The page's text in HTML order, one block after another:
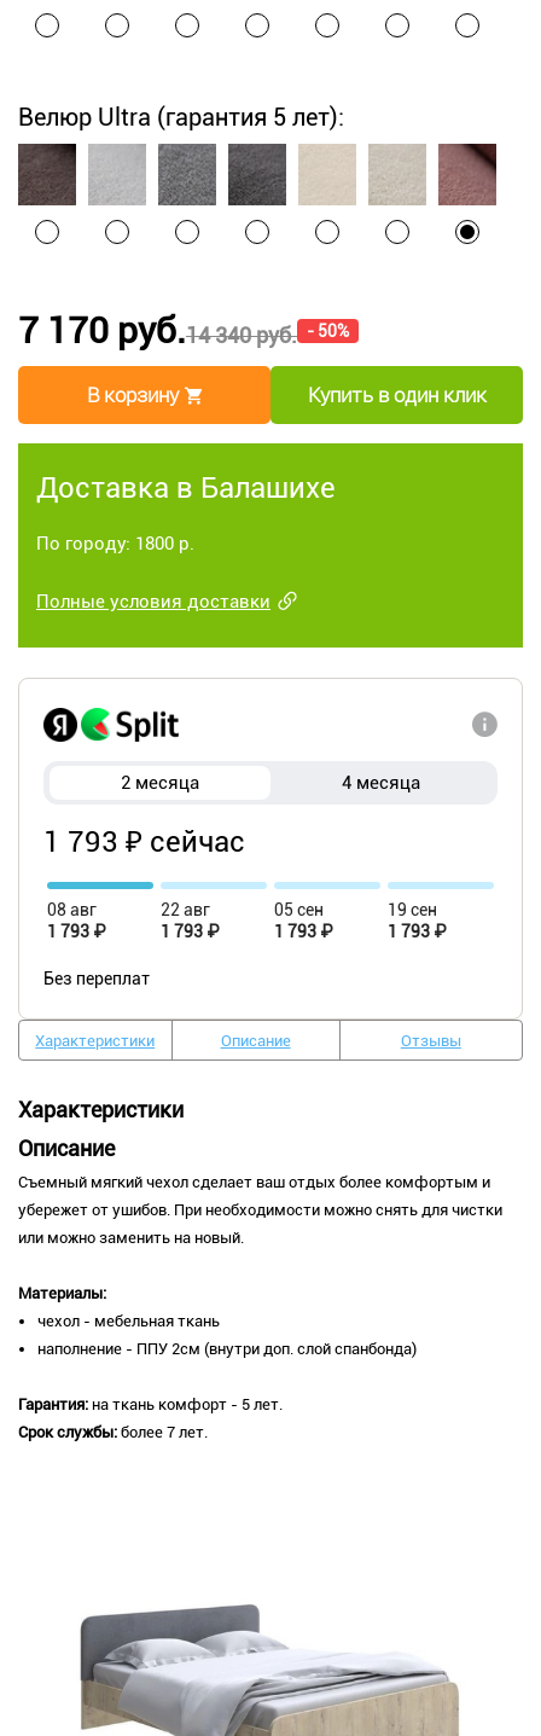
Велюр Ultra (гарантия 5 лет):
14 340 руб. - 50%
7 170 руб.
В корзину Купить в один клик
Доставка в Балашихе
По городу: 1800 р.
Полные условия доставки
2 месяца 4 месяца
1 793 ₽ сейчас
08 авг
1 793 ₽
22 авг
1 793 ₽
05 сен
1 793 ₽
19 сен
1 793 ₽
Без переплат
Характеристики Описание Отзывы
Характеристики
Описание
Съемный мягкий чехол сделает ваш отдых более комфортым и
убережет от ушибов. При необходимости можно снять для чистки
или можно заменить на новый.
Материалы:
чехол - мебельная ткань
наполнение - ППУ 2см (внутри доп. слой спанбонда)
Гарантия: на ткань комфорт - 5 лет.
Срок службы: более 7 лет.